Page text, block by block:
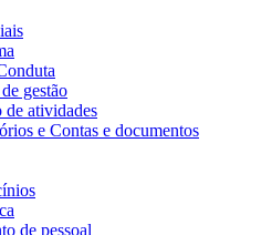
gestão
de atividades
e Contas e documentos
de pessoal